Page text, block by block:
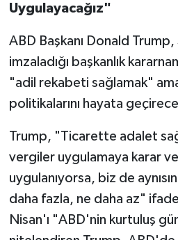
Uygulayacağız"
ABD Başkanı Donald Trump,
imzaladığı başkanlık
"adil rekabeti sağlamak"
politikalarını hayata
Trump, "Ticarette adalet
vergiler uygulamaya karar
uygulanıyorsa, biz de
daha fazla, ne daha az"
Nisan'ı "ABD'nin kurtuluş